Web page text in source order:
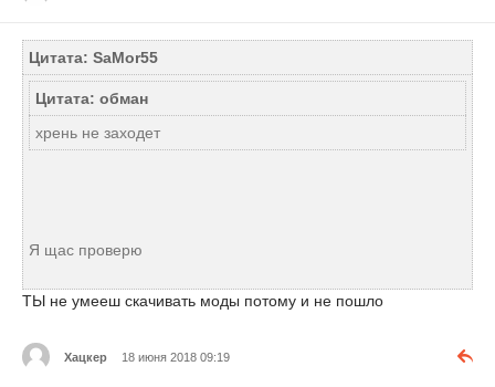
Цитата: SaMor55
Цитата: обман
хрень не заходет
Я щас проверю
ТЫ не умееш скачивать моды потому и не пошло
Хацкер 18 июня 2018 09:19